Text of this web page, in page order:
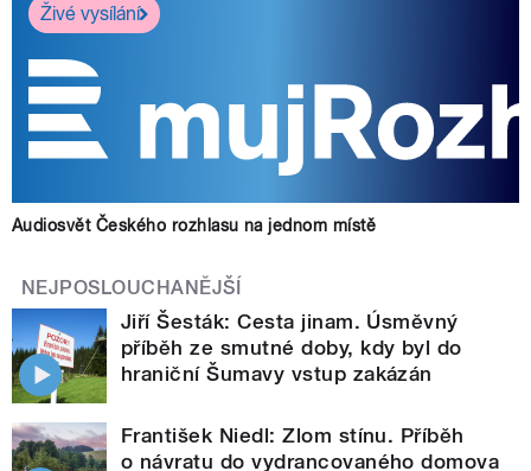
Živé vysílání
Audiosvět Českého rozhlasu na jednom místě
NEJPOSLOUCHANĚJŠÍ
Jiří Šesták: Cesta jinam. Úsměvný
příběh ze smutné doby, kdy byl do
hraniční Šumavy vstup zakázán
František Niedl: Zlom stínu. Příběh
o návratu do vydrancovaného domova